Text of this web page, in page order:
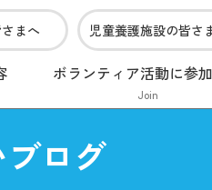
まへ 児童養護施設の皆さ
ボランティア活動に参
Join
ログ